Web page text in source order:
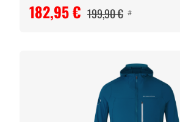
182,95 € 199,90 € #